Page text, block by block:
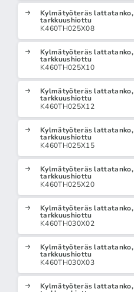
Kylmätyöteräs lattatanko,
tarkkuushiottu
K460TH025X08
Kylmätyöteräs lattatanko,
tarkkuushiottu
K460TH025X10
Kylmätyöteräs lattatanko,
tarkkuushiottu
K460TH025X12
Kylmätyöteräs lattatanko,
tarkkuushiottu
K460TH025X15
Kylmätyöteräs lattatanko,
tarkkuushiottu
K460TH025X20
Kylmätyöteräs lattatanko,
tarkkuushiottu
K460TH030X02
Kylmätyöteräs lattatanko,
tarkkuushiottu
K460TH030X03
Kylmätyöteräs lattatanko,